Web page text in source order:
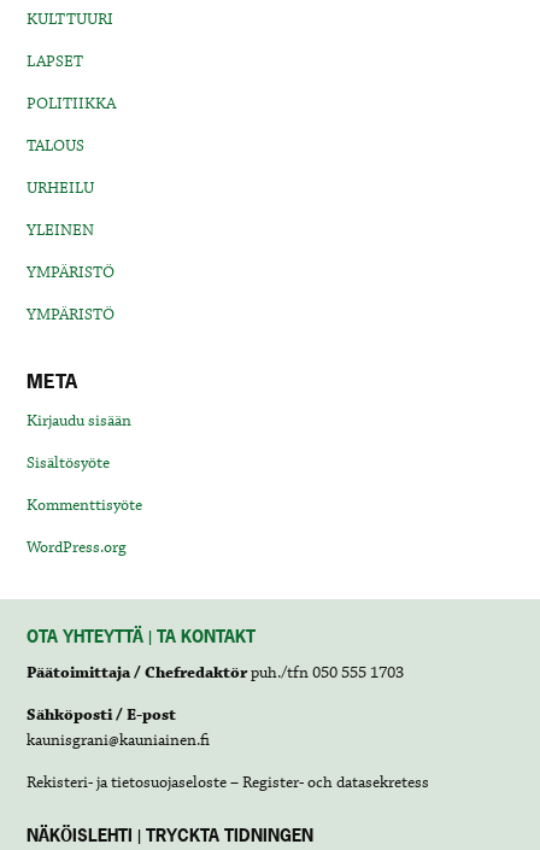
KULTTUURI
LAPSET
POLITIIKKA
TALOUS
URHEILU
YLEINEN
YMPÄRISTÖ
YMPÄRISTÖ
META
Kirjaudu sisään
Sisältösyöte
Kommenttisyöte
WordPress.org
OTA YHTEYTTÄ | TA KONTAKT
Päätoimittaja / Chefredaktörpuh./tfn 050 555 1703
Sähköposti / E-post
kaunisgrani@kauniainen.fi
Rekisteri- ja tietosuojaseloste – Register- och datasekretess
NÄKÖISLEHTI | TRYCKTA TIDNINGEN